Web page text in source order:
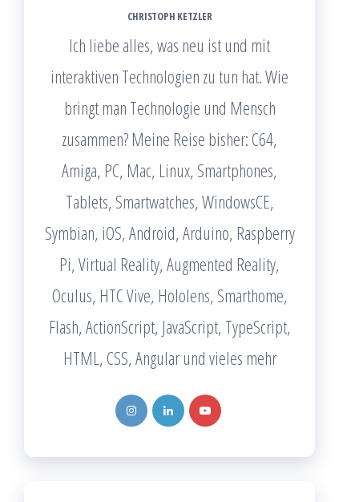
CHRISTOPH KETZLER
Ich liebe alles, was neu ist und mit
interaktiven Technologien zu tun hat. Wie
bringt man Technologie und Mensch
zusammen? Meine Reise bisher: C64,
Amiga, PC, Mac, Linux, Smartphones,
Tablets, Smartwatches, WindowsCE,
Symbian, iOS, Android, Arduino, Raspberry
Pi, Virtual Reality, Augmented Reality,
Oculus, HTC Vive, Hololens, Smarthome,
Flash, ActionScript, JavaScript, TypeScript,
HTML, CSS, Angular und vieles mehr